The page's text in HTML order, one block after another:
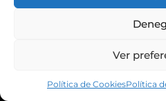
Ver
Política de CookiesPolítica